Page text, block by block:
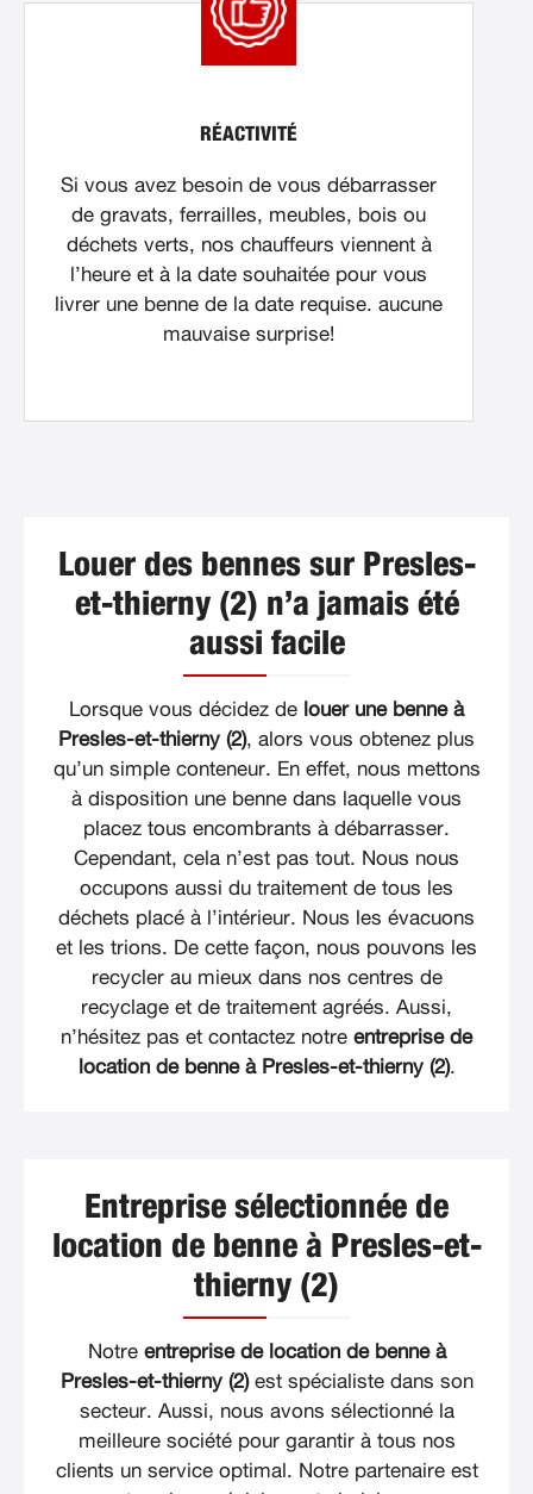
RÉACTIVITÉ
Si vous avez besoin de vous débarrasser
de gravats, ferrailles, meubles, bois ou
déchets verts, nos chauffeurs viennent à
l’heure et à la date souhaitée pour vous
livrer une benne de la date requise. aucune
mauvaise surprise!
Louer des bennes sur Presles-
et-thierny (2) n’a jamais été
aussi facile
Lorsque vous décidez de louer une benne à
Presles-et-thierny (2), alors vous obtenez plus
qu’un simple conteneur. En effet, nous mettons
à disposition une benne dans laquelle vous
placez tous encombrants à débarrasser.
Cependant, cela n’est pas tout. Nous nous
occupons aussi du traitement de tous les
déchets placé à l’intérieur. Nous les évacuons
et les trions. De cette façon, nous pouvons les
recycler au mieux dans nos centres de
recyclage et de traitement agréés. Aussi,
n’hésitez pas et contactez notre entreprise de
location de benne à Presles-et-thierny (2).
Entreprise sélectionnée de
location de benne à Presles-et-
thierny (2)
Notre entreprise de location de benne à
Presles-et-thierny (2)est spécialiste dans son
secteur. Aussi, nous avons sélectionné la
meilleure société pour garantir à tous nos
clients un service optimal. Notre partenaire est